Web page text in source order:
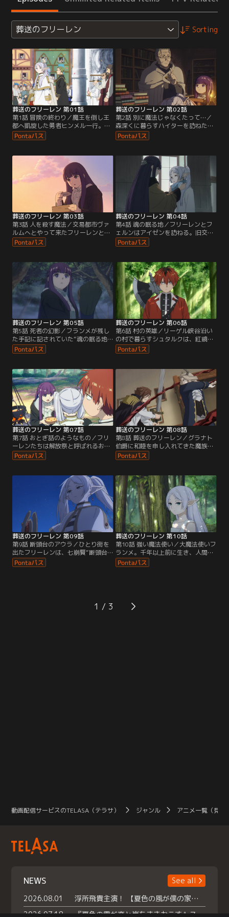
葬送のフリーレン Sorting
葬送のフリーレン 第01話
第1話 冒険の終わり／魔王を倒し王
都へ凱旋した勇者ヒンメル一行。
各々が冒険した10年を振り返りなが
らこれからの人生に想いを馳せる
けることもなく、また魔法探求へと
旅立っていく。50年後、皆との約束
のためフリーレンは再び王都へ。そ
の再会をきっかけに、彼女は新たな
旅へと向かうことに--。
葬送のフリーレン 第02話
第2話 別に魔法じゃなくたって…／
森深くに暮らすハイターを訪ねたフ
リーレンは、彼と共に暮らす孤児フ
ェルンと出会う。ハイターから頼ま
そしてある出来事を機に、共に旅立
っていく。旅先でヒンメルの銅像が
ある村を訪れたフリーレンは、生前
彼が好きだと言っていた花のことを
思い出し…。
葬送のフリーレン 第03話
第3話 人を殺す魔法／交易都市ヴァ
ルムへとやって来たフリーレンとフ
ェルン。買い出しを手分けしようと
言うフリーレンの様子を怪しむフェ
たしてフリーレンの目的は…。その
後、2人はとある村にやってくる。
そこにはかつてフリーレンとヒンメ
ルが戦った魔族・クヴァールが封印
されていた。
葬送のフリーレン 第04話
第4話 魂の眠る地／フリーレンとフ
ェルンはアイゼンを訪ねる。旧交を
温める中、「大魔法使いフランメの
手記」を探すことを手伝ってほしい
が生前に割り出した手記が眠る場所
がある森奥深くへ。フランメの手記
と呼ばれるものはほとんどが偽物だ
というが、その場所にあるのは偽物
か、それとも…？
葬送のフリーレン 第05話
第5話 死者の幻影／フランメが残し
た手記に記されていた“魂の眠る地
＜オレオール＞”を目指すことに決
めたフリーレンとフェルンは、アイ
魔王城があるその場所で、ヒンメル
と話すことができるのか…。ある村
を訪れると、村人が何人も幽霊に連
れ去られ行方不明になっているとい
う。
葬送のフリーレン 第06話
第6話 村の英雄／リーゲル峡谷沿い
の村で暮らすシュタルクは、紅鏡竜
から村を守ったことで村の英雄とし
て讃えられているが、実はとにかく
込むフリーレンは、共に紅鏡竜を倒
そうと声をかける。大岩を切り裂く
ほどの力を持つシュタルクだが、手
の震えは止まらない。果たして戦い
の場に現れるのか--。
葬送のフリーレン 第07話
第7話 おとぎ話のようなもの／フリ
ーレンたちは解放祭と呼ばれるお祭
り前日の街にやってくる。そこはか
つてフリーレンやヒンメルたちが魔
れた自分たちの銅像を見るフリーレ
ンはあることを思い出す--。その後
に訪れたグラナト伯爵が治める街
で、フリーレンは突然ある人物に杖
を構える--！
葬送のフリーレン 第08話
第8話 葬送のフリーレン／グラナト
伯爵に和睦を申し入れてきた魔族ア
ウラに仕えるリュグナーたちに魔法
を放とうとしたことで、フリーレン
なフリーレンをリュグナーは危険視
し、同じくアウラ配下のドラートが
フリーレンの命を狙う。そしてフェ
ルンとシュタルクもフリーレンを救
うため行動を起こす。
葬送のフリーレン 第09話
第9話 断頭台のアウラ／ひとり街を
出たフリーレンは、七崩賢“断頭台
のアウラ”と対峙していた。膨大な
魔力を持つアウラは、死者の軍勢を
にもリュグナー、リーニエの魔の手
が迫り…。フリーレン一行とアウラ
葬送のフリーレン 第10話
第10話 強い魔法使い／大魔法使いフ
ランメ。千年以上前に生き、人間で
ありながら歴史上でも“英雄”と称さ
れる魔法使いだった彼女は、ある日
教えたものとは…。そして、フリー
レンとアウラの戦いに決着がつく。
1
動画配信サービスのTELASA（テラサ） ジャンル アニメ一覧（見放
NEWS
See all
2026.08.01
浮所飛貴主演！ 【夏色の風が僕の家にやってきた】 本日よりテラサで独占配信スタート！
2026.07.18
『夏色の雲が恋と嵐をまきおこす』スペシャルメイキング 【Part1】2026年７月18日（土）23時30分～配信スタート！話題のシーンの裏側を大公開！豪華キャスト大集合！ 『武宮家 真夏の家族会議』開催！